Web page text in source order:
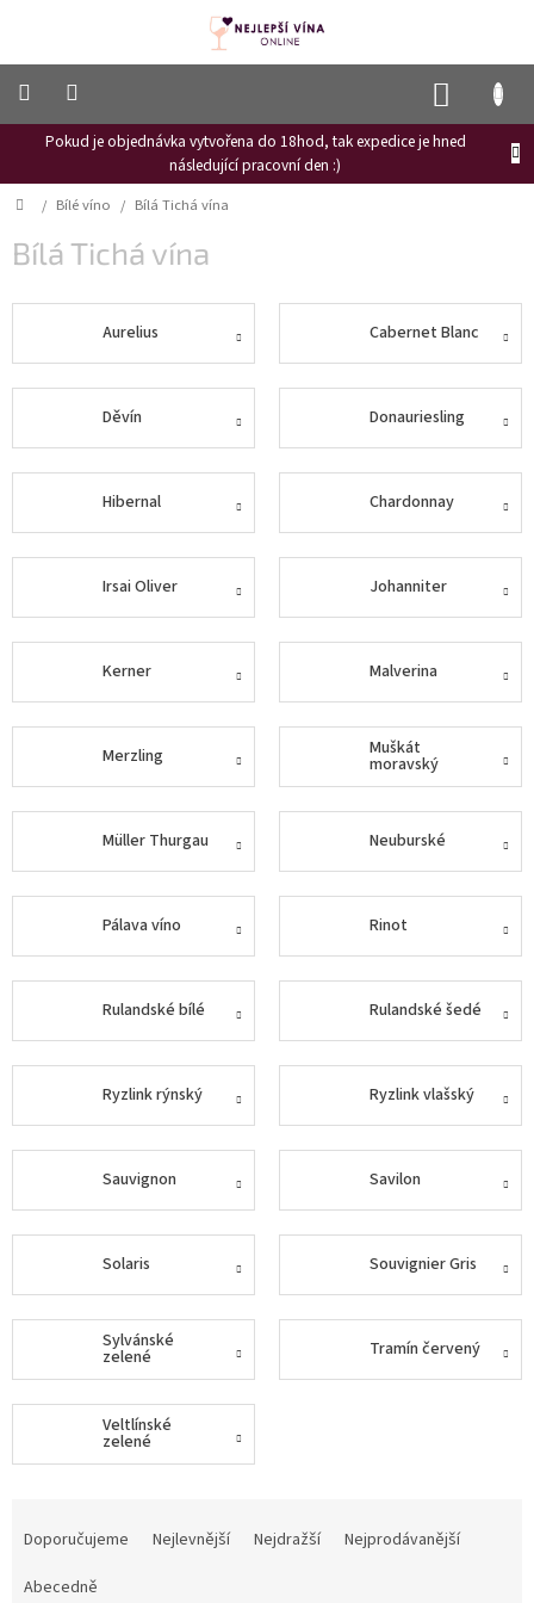
Pokud je objednávka vytvořena do 18hod, tak expedice je hned
následující pracovní den :)
Frizzante
Růžové
víno
Hroznový
Vinné
Bílé
víno
víno
vínu
nabídka
poukazy
Blog
Mladé
Svatomartinské
vína
nabídka
skladem
Klarety
jakosti
Víno
Dárkové
Domů
/ Bílé víno / Bílá Tichá vína
Bílá Tichá vína
Aurelius Cabernet Blanc
Děvín Donauriesling
Hibernal Chardonnay
Irsai Oliver Johanniter
Kerner Malverina
Merzling Muškát
moravský
Müller Thurgau Neuburské
Pálava víno Rinot
Rulandské bílé Rulandské šedé
Ryzlink rýnský Ryzlink vlašský
Sauvignon Savilon
Solaris Souvignier Gris
Sylvánské
zelené Tramín červený
Veltlínské
zelené
Doporučujeme Nejlevnější Nejdražší
Nejprodávanější
Abecedně